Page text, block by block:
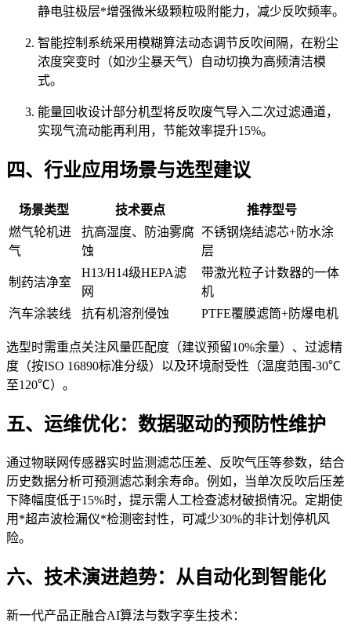
静电驻极层*增强微米级颗粒吸附能力，减少反吹频率。
智能控制系统采用模糊算法动态调节反吹间隔，在粉尘
浓度突变时（如沙尘暴天气）自动切换为高频清洁模
式。
能量回收设计部分机型将反吹废气导入二次过滤通道，
实现气流动能再利用，节能效率提升15%。
四、行业应用场景与选型建议
场景类型 技术要点
推荐型号
燃气轮机进
气
抗高湿度、防油雾腐
蚀
不锈钢烧结滤芯+防水涂
层
制药洁净室
H13/H14级HEPA滤
网
带激光粒子计数器的一体
机
汽车涂装线
抗有机溶剂侵蚀 PTFE覆膜滤筒+防爆电机
选型时需重点关注风量匹配度（建议预留10%余量）、过滤精
度（按ISO 16890标准分级）以及环境耐受性（温度范围-30℃
至120℃）。
五、运维优化：数据驱动的预防性维护
通过物联网传感器实时监测滤芯压差、反吹气压等参数，结合
历史数据分析可预测滤芯剩余寿命。例如，当单次反吹后压差
下降幅度低于15%时，提示需人工检查滤材破损情况。定期使
用*超声波检漏仪*检测密封性，可减少30%的非计划停机风
险。
六、技术演进趋势：从自动化到智能化
新一代产品正融合AI算法与数字孪生技术：